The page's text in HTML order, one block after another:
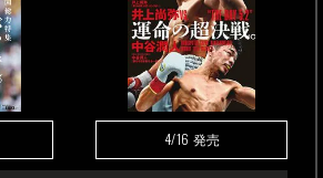
4/16 発売